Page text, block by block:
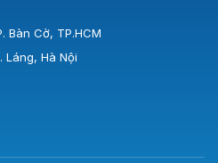
Bàn Cờ, TP.HCM
Láng, Hà Nội